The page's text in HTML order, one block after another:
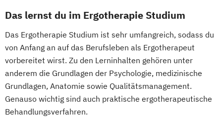
Ressourcenmanagement
Mechatronik - Mikrosystemtechnik
MedTech – Functional Imaging
Conventional & Ion Radiotherapy (EN)
Nachhaltige Produktion &
Kreislaufwirtschaft
Personal
Das lernst du im Ergotherapie Studium
Das Ergotherapie Studium ist sehr umfangreich, sodass du
von Anfang an auf das Berufsleben als Ergotherapeut
vorbereitet wirst. Zu den Lerninhalten gehören unter
anderem die Grundlagen der Psychologie, medizinische
Grundlagen, Anatomie sowie Qualitätsmanagement.
Genauso wichtig sind auch praktische ergotherapeutische
Behandlungsverfahren.